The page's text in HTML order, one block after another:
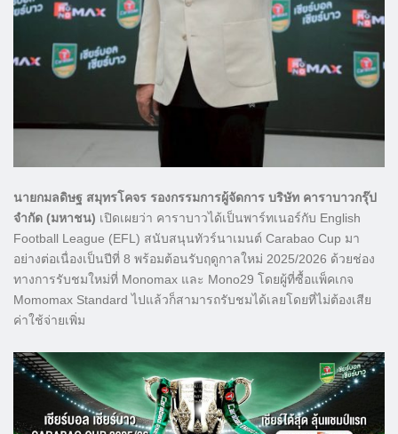
นายกมลดิษฐ สมุทรโคจร รองกรรมการผู้จัดการ บริษัท คาราบาวกรุ๊ป
จำกัด (มหาชน) เปิดเผยว่า คาราบาวได้เป็นพาร์ทเนอร์กับ English
Football League (EFL) สนับสนุนทัวร์นาเมนต์ Carabao Cup มา
อย่างต่อเนื่องเป็นปีที่ 8 พร้อมต้อนรับฤดูกาลใหม่ 2025/2026 ด้วยช่อง
ทางการรับชมใหม่ที่ Monomax และ Mono29 โดยผู้ที่ซื้อแพ็คเกจ
Momomax Standard ไปแล้วก็สามารถรับชมได้เลยโดยที่ไม่ต้องเสีย
ค่าใช้จ่ายเพิ่ม